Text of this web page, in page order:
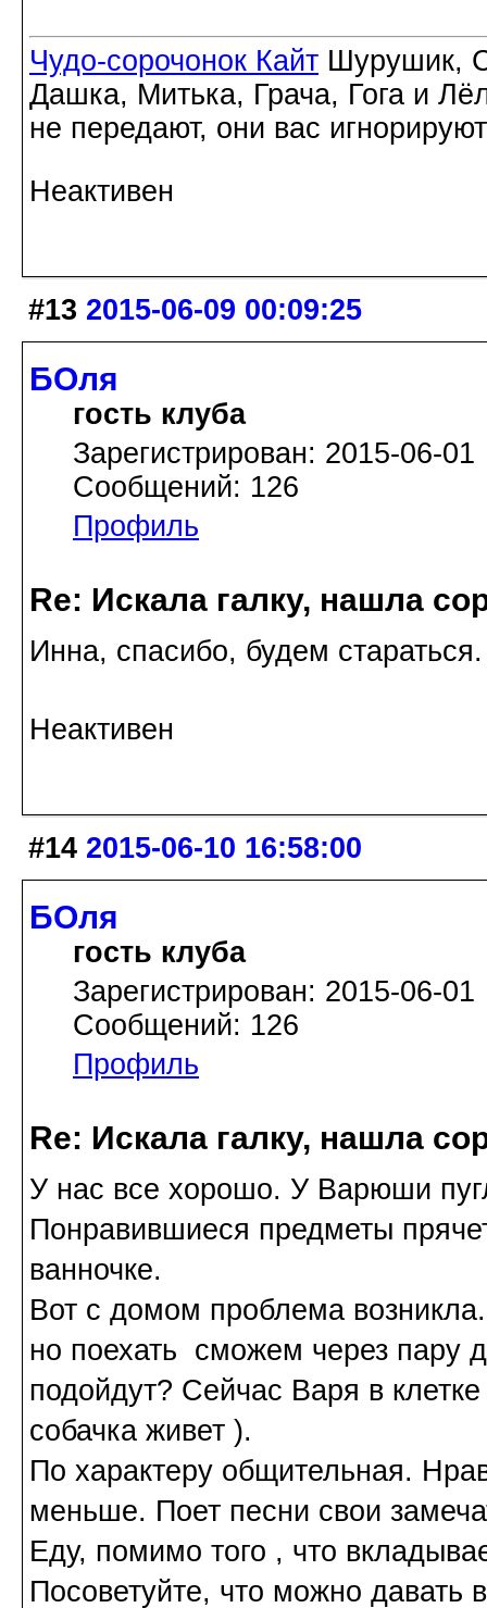
Чудо-сорочонок Кайт Шурушик,
Дашка, Митька, Грача, Гога и
не передают, они вас игнорируют
Неактивен
#13 2015-06-09 00:09:25
БОля
гость клуба
Зарегистрирован: 2015-06-01
Сообщений: 126
Профиль
Re: Искала галку, нашла
Инна, спасибо, будем
Неактивен
#14 2015-06-10 16:58:00
БОля
гость клуба
Зарегистрирован: 2015-06-01
Сообщений: 126
Профиль
Re: Искала галку, нашла
У нас все хорошо. У Варюши
Понравившиеся предметы
ванночке.
Вот с домом проблема
но поехать сможем через пару
подойдут? Сейчас Варя в
собачка живет ).
По характеру общительная.
меньше. Поет песни свои
Еду, помимо того , что
Посоветуйте, что можно давать